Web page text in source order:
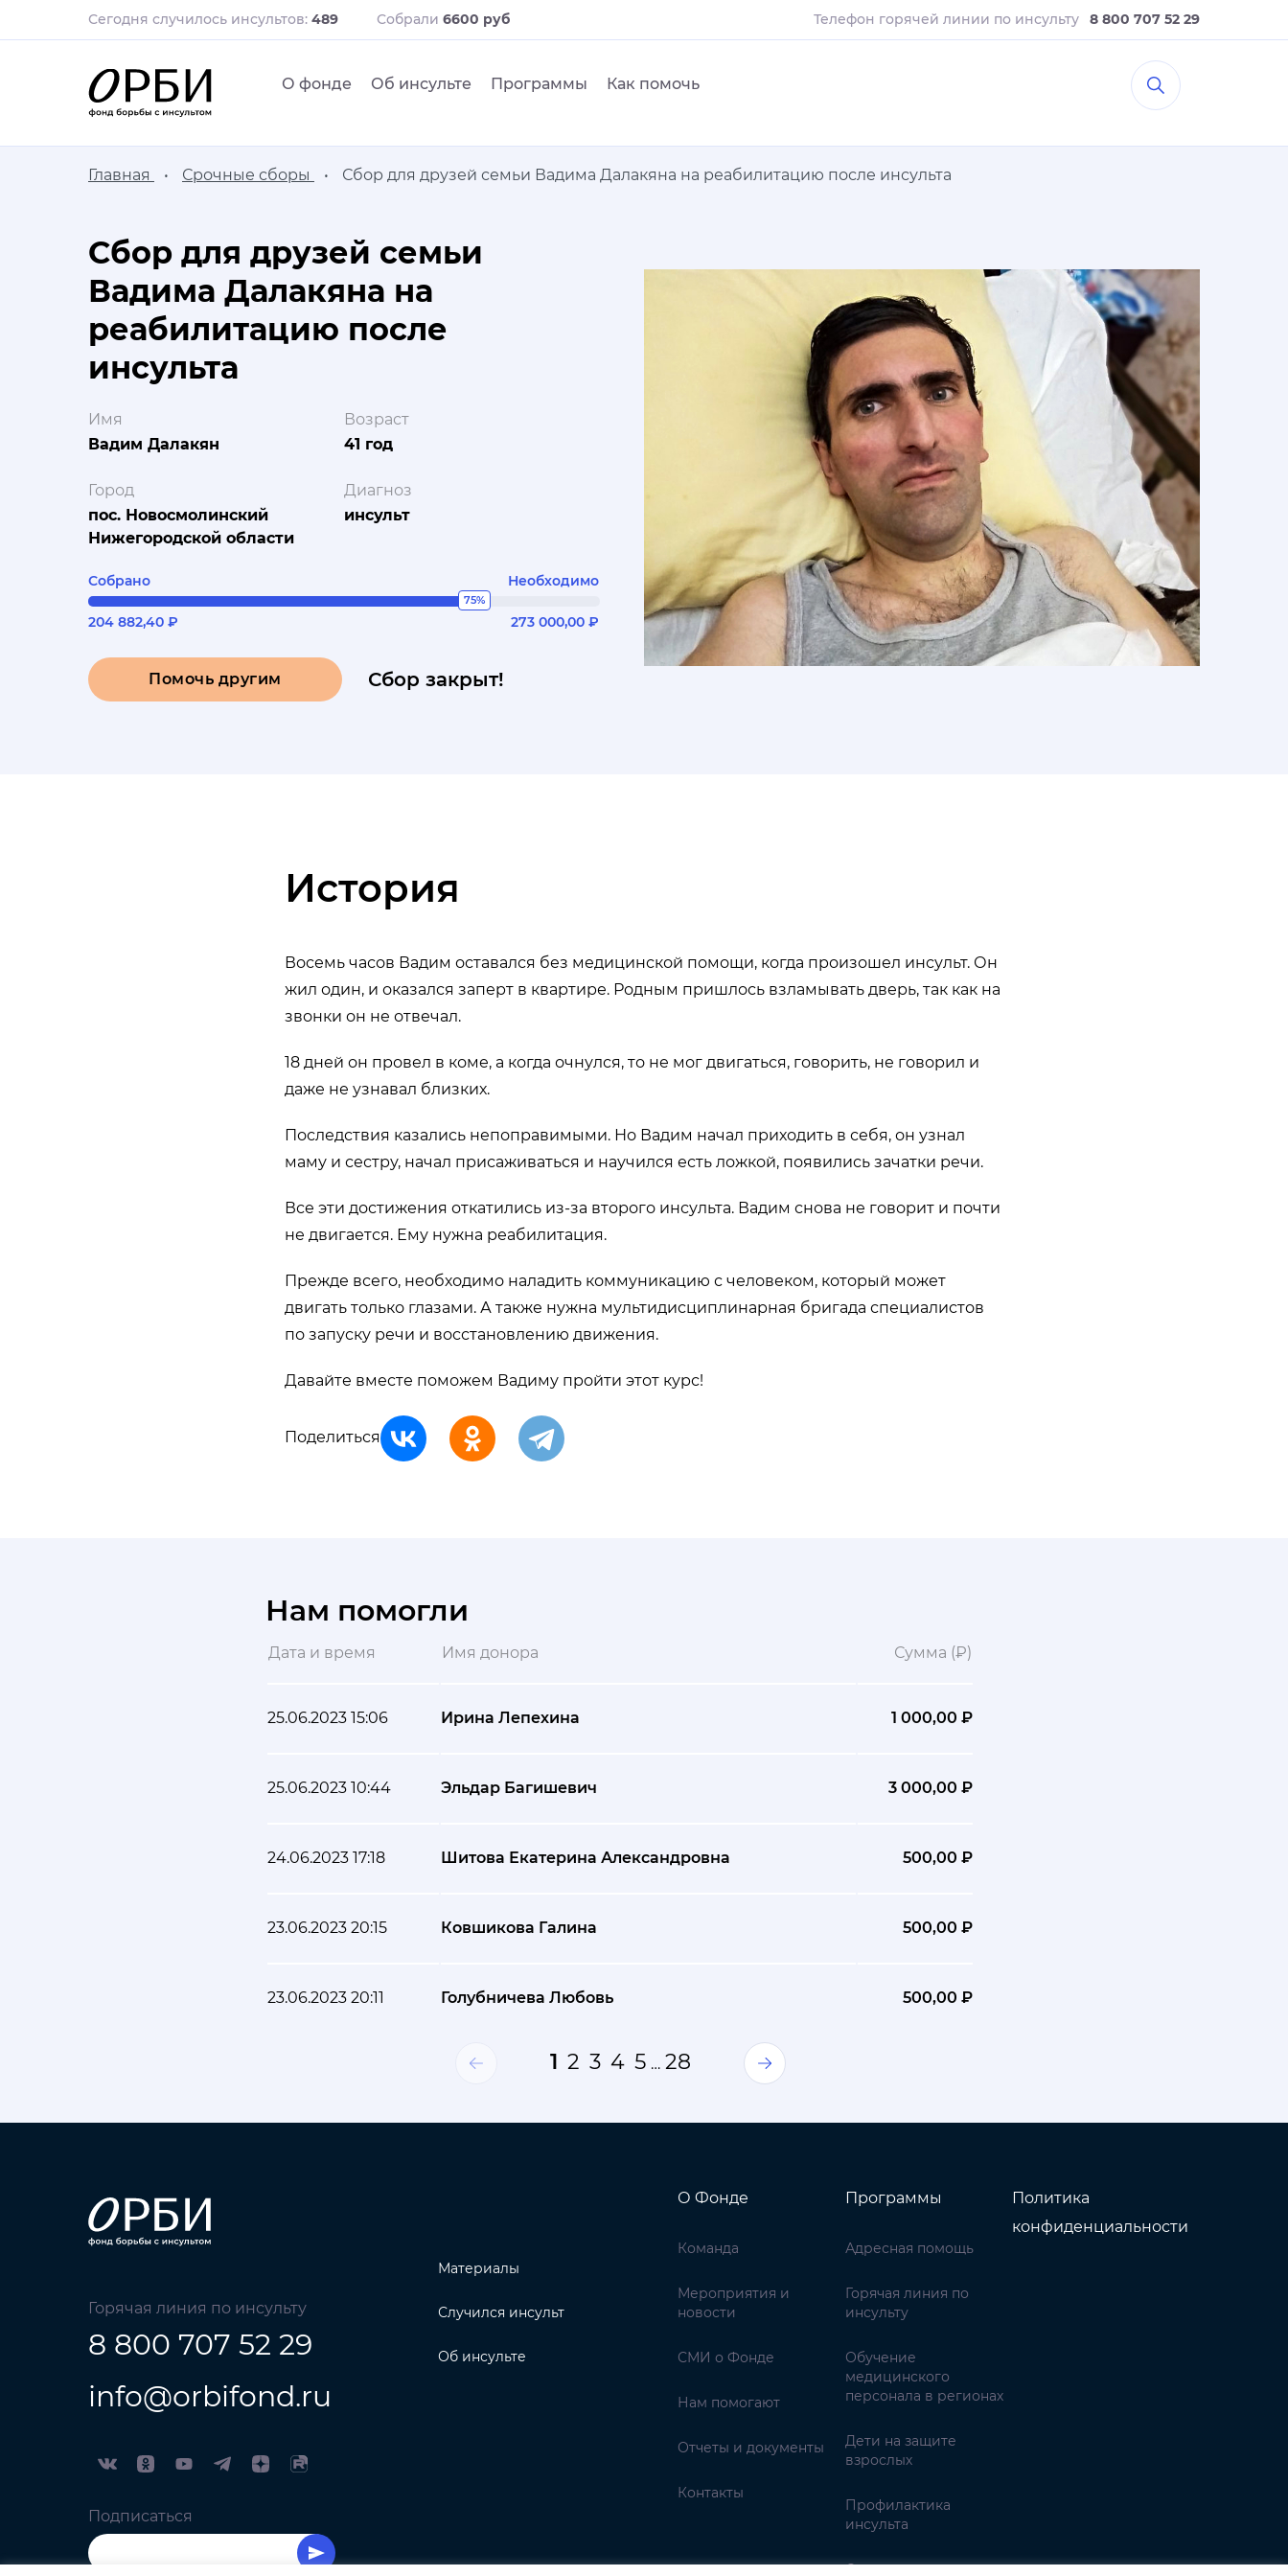
Сегодня случилось инсультов: 489 Собрали 6600 руб Телефон горячей линии по инсульту 8 800 707 52 29
О фонде Об инсульте Программы Как помочь
Главная Срочные сборы Сбор для друзей семьи Вадима Далакяна на реабилитацию после инсульта
Сбор для друзей семьи
Вадима Далакяна на
реабилитацию после
инсульта
Имя
Вадим Далакян
Возраст
41 год
Город
пос. Новосмолинский
Нижегородской области
Диагноз
инсульт
Собрано Необходимо
75%
204 882,40 ₽ 273 000,00 ₽
Помочь другим Сбор закрыт!
История
Восемь часов Вадим оставался без медицинской помощи, когда произошел инсульт. Он
жил один, и оказался заперт в квартире. Родным пришлось взламывать дверь, так как на
звонки он не отвечал.
18 дней он провел в коме, а когда очнулся, то не мог двигаться, говорить, не говорил и
даже не узнавал близких.
Последствия казались непоправимыми. Но Вадим начал приходить в себя, он узнал
маму и сестру, начал присаживаться и научился есть ложкой, появились зачатки речи.
Все эти достижения откатились из-за второго инсульта. Вадим снова не говорит и почти
не двигается. Ему нужна реабилитация.
Прежде всего, необходимо наладить коммуникацию с человеком, который может
двигать только глазами. А также нужна мультидисциплинарная бригада специалистов
по запуску речи и восстановлению движения.
Давайте вместе поможем Вадиму пройти этот курс!
Поделиться
Нам помогли
Дата и время Имя донора Сумма (₽)
25.06.2023 15:06 Ирина Лепехина 1 000,00 ₽
25.06.2023 10:44 Эльдар Багишевич 3 000,00 ₽
24.06.2023 17:18 Шитова Екатерина Александровна 500,00 ₽
23.06.2023 20:15 Ковшикова Галина 500,00 ₽
23.06.2023 20:11 Голубничева Любовь 500,00 ₽
1 2 3 4 5 … 28
Горячая линия по инсульту
8 800 707 52 29
info@orbifond.ru
Подписаться
Материалы
Случился инсульт
Об инсульте
О Фонде
Команда
Мероприятия и
новости
СМИ о Фонде
Нам помогают
Отчеты и документы
Контакты
Программы
Адресная помощь
Горячая линия по
инсульту
Обучение
медицинского
персонала в регионах
Дети на защите
взрослых
Профилактика
инсульта
Симптомы инсульта
Политика
конфиденциальности